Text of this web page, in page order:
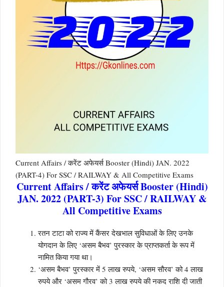
Current Affairs / करेंट अफेयर्स Booster (Hindi) JAN. 2022
(PART-4) For SSC / RAILWAY & All Competitive Exams
Current Affairs / करेंट अफेयर्स Booster (Hindi)
JAN. 2022 (PART-3) For SSC / RAILWAY &
All Competitive Exams
रतन टाटा को राज्य में कैंसर देखभाल सुविधाओं के लिए उनके
योगदान के लिए ‘असम बैभव’ पुरस्कार के प्राप्तकर्ता के रूप में
नामित किया गया था।
‘असम बैभव’ पुरस्कार में 5 लाख रुपये, ‘असम सौरव’ को 4 लाख
रुपये और ‘असम गौरव’ को 3 लाख रुपये की नकद राशि दी जाती